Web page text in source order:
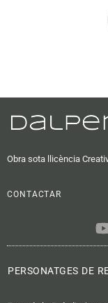
Obra sota llicència
CONTACTAR
t
PERSONATGES DE